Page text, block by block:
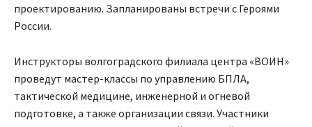
проектированию. Запланированы встречи с Героями
России.
Инструкторы волгоградского филиала центра «ВОИН»
проведут мастер-классы по управлению БПЛА,
тактической медицине, инженерной и огневой
подготовке, а также организации связи. Участники